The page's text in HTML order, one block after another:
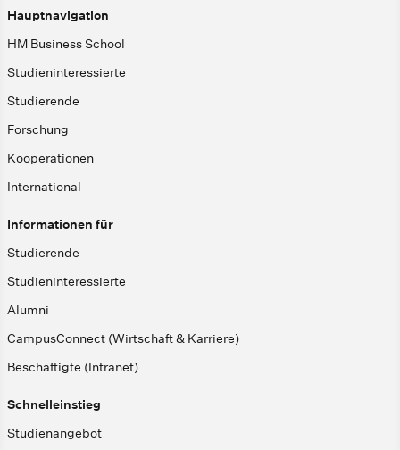
Hauptnavigation
HM Business School
Studieninteressierte
Studierende
Forschung
Kooperationen
International
Informationen für
Studierende
Studieninteressierte
Alumni
CampusConnect (Wirtschaft & Karriere)
Beschäftigte (Intranet)
Schnelleinstieg
Studienangebot